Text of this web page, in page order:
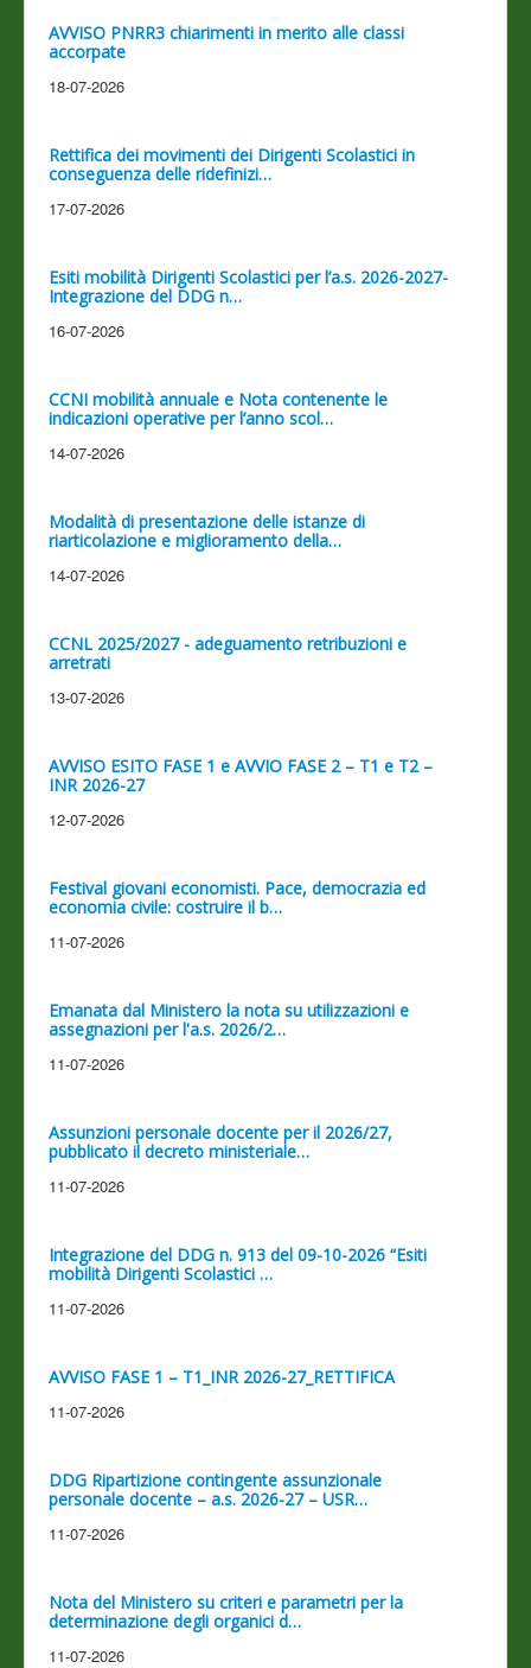
AVVISO PNRR3 chiarimenti in merito alle classi
accorpate
18-07-2026
Rettifica dei movimenti dei Dirigenti Scolastici in
conseguenza delle ridefinizi…
17-07-2026
Esiti mobilità Dirigenti Scolastici per l’a.s. 2026-2027-
Integrazione del DDG n…
16-07-2026
CCNI mobilità annuale e Nota contenente le
indicazioni operative per l’anno scol…
14-07-2026
Modalità di presentazione delle istanze di
riarticolazione e miglioramento della…
14-07-2026
CCNL 2025/2027 - adeguamento retribuzioni e
arretrati
13-07-2026
AVVISO ESITO FASE 1 e AVVIO FASE 2 – T1 e T2 –
INR 2026-27
12-07-2026
Festival giovani economisti. Pace, democrazia ed
economia civile: costruire il b…
11-07-2026
Emanata dal Ministero la nota su utilizzazioni e
assegnazioni per l'a.s. 2026/2…
11-07-2026
Assunzioni personale docente per il 2026/27,
pubblicato il decreto ministeriale…
11-07-2026
Integrazione del DDG n. 913 del 09-10-2026 “Esiti
mobilità Dirigenti Scolastici …
11-07-2026
AVVISO FASE 1 – T1_INR 2026-27_RETTIFICA
11-07-2026
DDG Ripartizione contingente assunzionale
personale docente – a.s. 2026-27 – USR…
11-07-2026
Nota del Ministero su criteri e parametri per la
determinazione degli organici d…
11-07-2026